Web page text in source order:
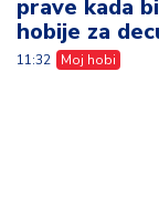
prave kada
hobije za
11:32 Moj hobi